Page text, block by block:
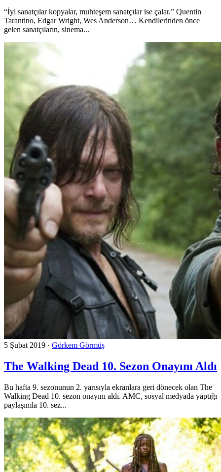
“İyi sanatçılar kopyalar, muhteşem sanatçılar ise çalar.” Quentin
Tarantino, Edgar Wright, Wes Anderson… Kendilerinden önce
gelen sanatçıların, sinema...
5 Şubat 2019 · Görkem Görmüş
The Walking Dead 10. Sezon Onayını Aldı
Bu hafta 9. sezonunun 2. yarısıyla ekranlara geri dönecek olan The
Walking Dead 10. sezon onayını aldı. AMC, sosyal medyada yaptığı
paylaşımla 10. sez...